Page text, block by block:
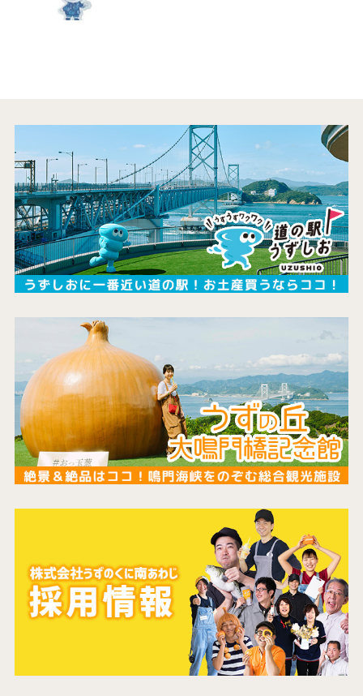
最新情報
コンテンツ
アクセス
館内のご案内
営業カレンダー
お問い合わせ